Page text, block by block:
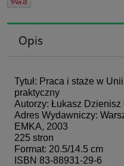
Opis
Tytuł: Praca i staże w
praktyczny
Autorzy: Łukasz
Adres Wydawniczy:
EMKA, 2003
225 stron
Format: 20.5/14.5 cm
ISBN 83-88931-29-6